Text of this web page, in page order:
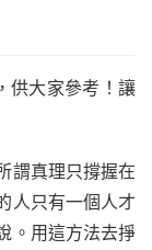
供大家參考！讓
謂真理只撐握在
人只有一個人才
。用這方法去掙